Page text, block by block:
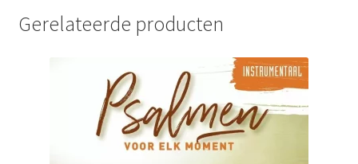
Gerelateerde producten